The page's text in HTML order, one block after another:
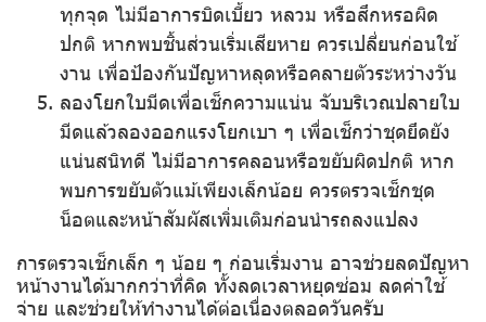
ทุกจุด ไม่มีอาการบิดเบี้ยว หลวม หรือสึกหรอผิด
ปกติ หากพบชิ้นส่วนเริ่มเสียหาย ควรเปลี่ยนก่อนใช้
งาน เพื่อป้องกันปัญหาหลุดหรือคลายตัวระหว่างวัน
ลองโยกใบมีดเพื่อเช็กความแน่น จับบริเวณปลายใบ
มีดแล้วลองออกแรงโยกเบา ๆ เพื่อเช็กว่าชุดยึดยัง
แน่นสนิทดี ไม่มีอาการคลอนหรือขยับผิดปกติ หาก
พบการขยับตัวแม้เพียงเล็กน้อย ควรตรวจเช็กชุด
น็อตและหน้าสัมผัสเพิ่มเติมก่อนนำรถลงแปลง
การตรวจเช็กเล็ก ๆ น้อย ๆ ก่อนเริ่มงาน อาจช่วยลดปัญหา
หน้างานได้มากกว่าที่คิด ทั้งลดเวลาหยุดซ่อม ลดค่าใช้
จ่าย และช่วยให้ทำงานได้ต่อเนื่องตลอดวันครับ